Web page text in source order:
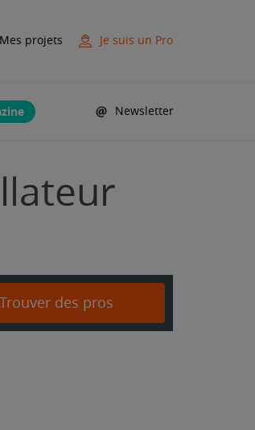
Mes projets Je suis un Pro
Newsletter
Trouver des pros